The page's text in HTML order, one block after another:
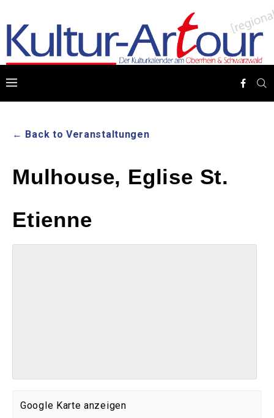
← Back to Veranstaltungen
Mulhouse, Eglise St.
Etienne
Google Karte anzeigen